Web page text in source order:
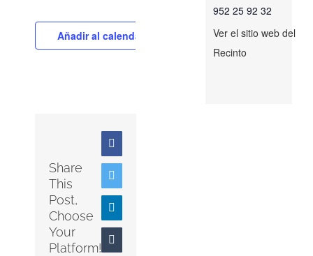
Añadir al calendario
Share
This
Post,
Choose
Your
Platform!
952 25 92 32
Ver el sitio web del
Recinto